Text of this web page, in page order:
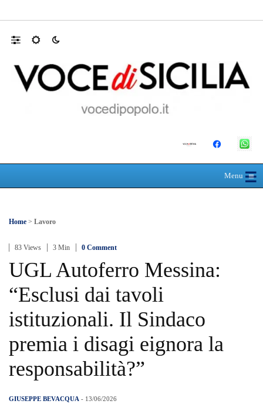
Menu≡
☰
Home > Lavoro
83 Views 3 Min 0 Comment
UGL Autoferro Messina:
“Esclusi dai tavoli
istituzionali. Il Sindaco
premia i disagi eignora la
responsabilità?”
GIUSEPPE BEVACQUA - 13/06/2026